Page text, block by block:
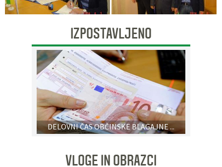
IZPOSTAVLJENO
DELOVNI ČAS OBČINSKE BLAGAJNE ...
VLOGE IN OBRAZCI